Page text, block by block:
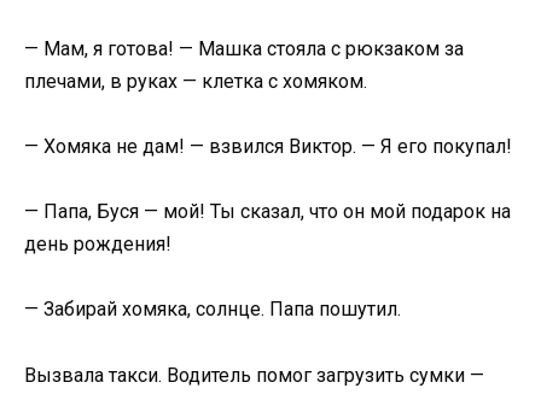
— Мам, я готова! — Машка стояла с рюкзаком за
плечами, в руках — клетка с хомяком.
— Хомяка не дам! — взвился Виктор. — Я его покупал!
— Папа, Буся — мой! Ты сказал, что он мой подарок на
день рождения!
— Забирай хомяка, солнце. Папа пошутил.
Вызвала такси. Водитель помог загрузить сумки —